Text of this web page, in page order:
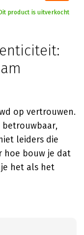
Dit product is uitverkocht
op vertrouwen.
betrouwbaar,
leiders die
hoe bouw je dat
het als het